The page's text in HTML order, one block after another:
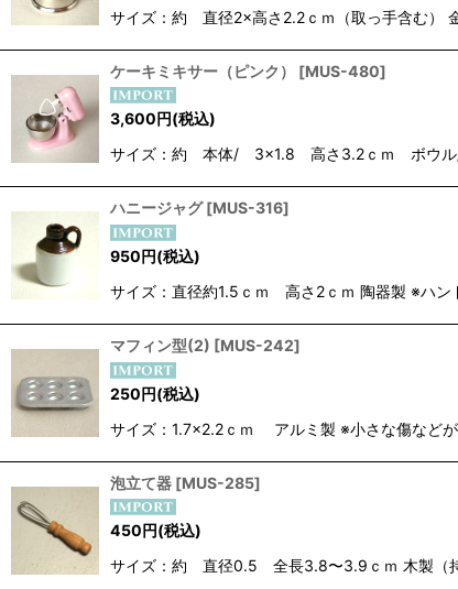
サイズ：約 直径2×高さ2.2ｃｍ（取っ手含む）
ケーキミキサー（ピンク） [MUS-480]
3,600円(税込)
サイズ：約 本体/ 3×1.8 高さ3.2ｃｍ ボウル/直
ハニージャグ [MUS-316]
950円(税込)
サイズ：直径約1.5ｃｍ 高さ2ｃｍ 陶器製 ※ハン
マフィン型(2) [MUS-242]
250円(税込)
サイズ：1.7×2.2ｃｍ アルミ製 ※小さな傷などが
泡立て器 [MUS-285]
450円(税込)
サイズ：約 直径0.5 全長3.8〜3.9ｃｍ 木製（持